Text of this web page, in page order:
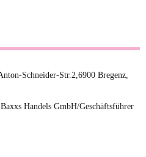
Schneider-Str.2,6900 Bregenz,
Handels GmbH/Geschäftsführer